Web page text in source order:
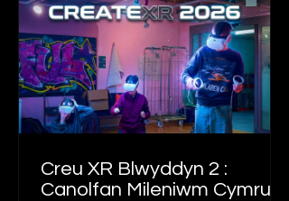
Creu XR Blwyddyn 2 :
Canolfan Mileniwm Cymru